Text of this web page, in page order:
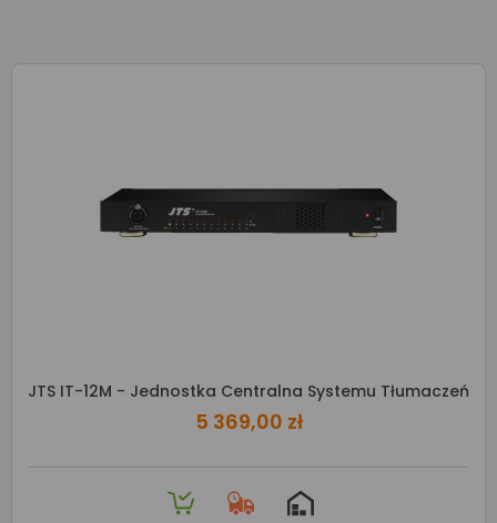
JTS IT-12M - Jednostka Centralna Systemu Tłumaczeń
5 369,00 zł